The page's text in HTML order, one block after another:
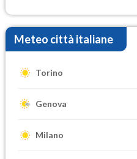
Meteo città italiane
Torino
Genova
Milano